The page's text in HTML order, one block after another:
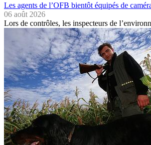
Les agents de l’OFB bientôt équipés de
06 août 2026
Lors de contrôles, les inspecteurs de